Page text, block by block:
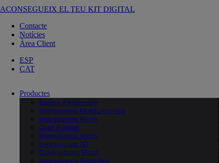
ACONSEGUEIX EL TEU KIT DIGITAL
Contacte
Notícies
Àrea Client
ESP
CAT
Productes
Equips d’Impressió
Impressores Multifuncionals
Impressores Ricoh
Gran Format
Impressores tèxtils
Impressores 3D
Duplicadores Ricoh
Impressores Greenline